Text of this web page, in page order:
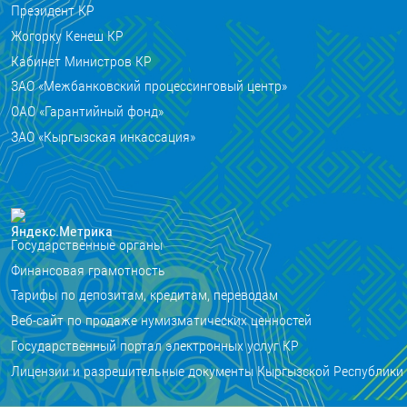
Президент КР
Жогорку Кенеш КР
Кабинет Министров КР
ЗАО «Межбанковский процессинговый центр»
ОАО «Гарантийный фонд»
ЗАО «Кыргызская инкассация»
Государственные органы
Финансовая грамотность
Тарифы по депозитам, кредитам, переводам
Веб-сайт по продаже нумизматических ценностей
Государственный портал электронных услуг КР
Лицензии и разрешительные документы Кыргызской Республики